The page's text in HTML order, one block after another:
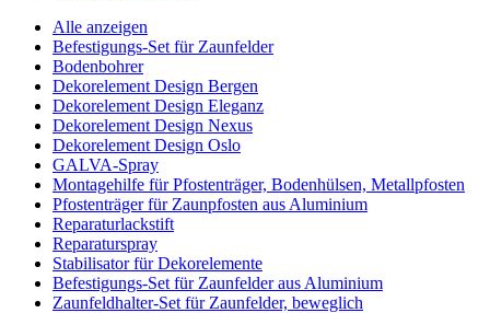
Alle anzeigen
Befestigungs-Set für Zaunfelder
Bodenbohrer
Dekorelement Design Bergen
Dekorelement Design Eleganz
Dekorelement Design Nexus
Dekorelement Design Oslo
GALVA-Spray
Montagehilfe für Pfostenträger, Bodenhülsen, Metallpfosten
Pfostenträger für Zaunpfosten aus Aluminium
Reparaturlackstift
Reparaturspray
Stabilisator für Dekorelemente
Befestigungs-Set für Zaunfelder aus Aluminium
Zaunfeldhalter-Set für Zaunfelder, beweglich